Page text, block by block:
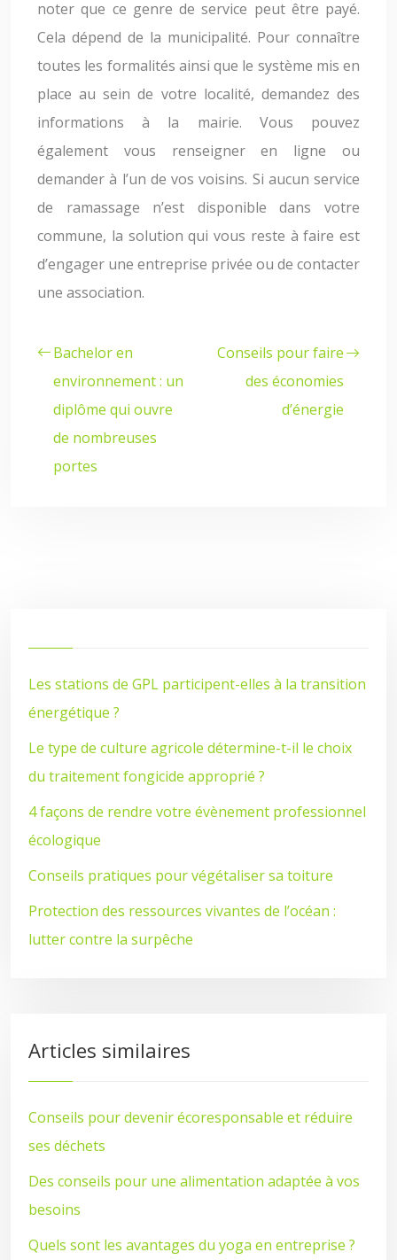
noter que ce genre de service peut être payé.
Cela dépend de la municipalité. Pour connaître
toutes les formalités ainsi que le système mis en
place au sein de votre localité, demandez des
informations à la mairie. Vous pouvez
également vous renseigner en ligne ou
demander à l’un de vos voisins. Si aucun service
de ramassage n’est disponible dans votre
commune, la solution qui vous reste à faire est
d’engager une entreprise privée ou de contacter
une association.
Bachelor en
environnement : un
diplôme qui ouvre
de nombreuses
portes
Conseils pour faire
des économies
d’énergie
Les stations de GPL participent-elles à la transition
énergétique ?
Le type de culture agricole détermine-t-il le choix
du traitement fongicide approprié ?
4 façons de rendre votre évènement professionnel
écologique
Conseils pratiques pour végétaliser sa toiture
Protection des ressources vivantes de l’océan :
lutter contre la surpêche
Articles similaires
Conseils pour devenir écoresponsable et réduire
ses déchets
Des conseils pour une alimentation adaptée à vos
besoins
Quels sont les avantages du yoga en entreprise ?